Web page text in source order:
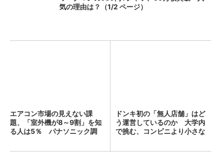
気の理由は？（1/2 ページ）
エアコン市場の見えない課
題、「室外機が8～9割」を知
る人は5％ パナソニック調
ドンキ初の「無人店舗」はど
う運営しているのか 大学内
で挑む、コンビニより小さな